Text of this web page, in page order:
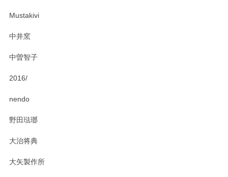
Mustakivi
中井窯
中曽智子
2016/
nendo
野田琺瑯
大治将典
大矢製作所